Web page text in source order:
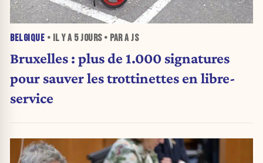
BELGIQUE • IL Y A 5 JOURS• PAR A JS
Bruxelles : plus de 1.000 signatures
pour sauver les trottinettes en libre-
service